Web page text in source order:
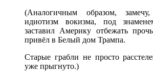
(Аналогичным образом, замечу,
идиотизм вокизма, под
заставил Америку отбежать
привёл в Белый дом Трампа.
Старые грабли не просто
уже прыгнуто.)